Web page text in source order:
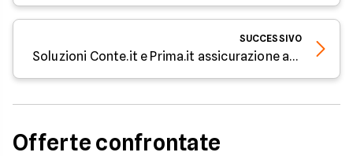
SUCCESSIVO
Soluzioni Conte.it e Prima.it assicurazione auto a Ottobre 2021
Offerte confrontate